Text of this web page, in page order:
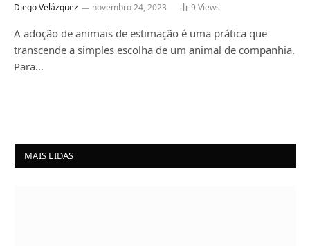
Diego Velázquez novembro 24, 2023 9 Views
A adoção de animais de estimação é uma prática que
transcende a simples escolha de um animal de companhia.
Para…
MAIS LIDAS